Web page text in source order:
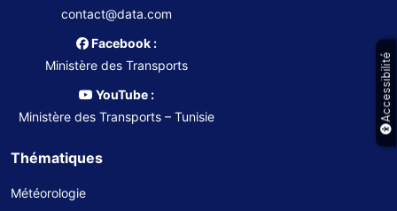
Accessibilité
contact@data.com
Facebook :
Ministère des Transports
YouTube :
Ministère des Transports – Tunisie
Thématiques
Météorologie